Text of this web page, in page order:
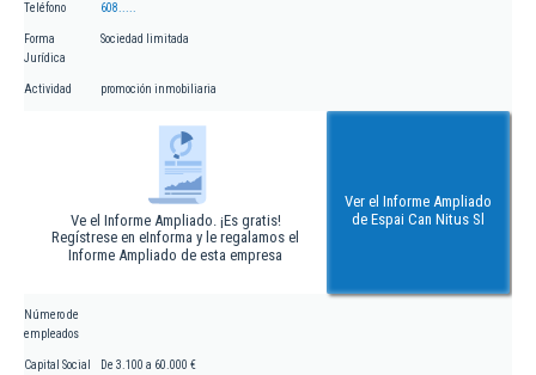
Teléfono 608.....
Forma
Jurídica
Sociedad limitada
Actividad promoción inmobiliaria
Ve el Informe Ampliado. ¡Es gratis!
Regístrese en eInforma y le regalamos el
Informe Ampliado de esta empresa
Ver el Informe Ampliado
de Espai Can Nitus Sl
Número de
empleados
Capital Social De 3.100 a 60.000 €